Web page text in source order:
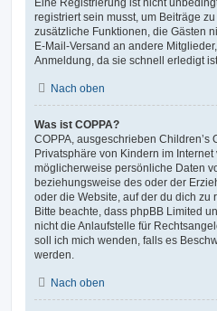
registriert sein musst, um Beiträge
zusätzliche Funktionen, die Gästen
E-Mail-Versand an andere
Anmeldung, da sie schnell erledigt
Nach oben
Was ist COPPA?
COPPA, ausgeschrieben Children’s
Privatsphäre von Kindern im
möglicherweise persönliche Daten
beziehungsweise des oder der
oder die Website, auf der du dich zu
Bitte beachte, dass phpBB Limited
nicht die Anlaufstelle für
soll ich mich wenden, falls es
werden.
Nach oben